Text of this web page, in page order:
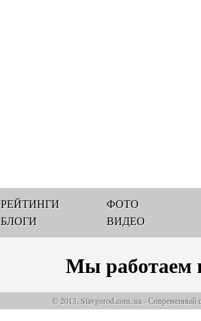
РЕЙТИНГИ
БЛОГИ
ФОТО
ВИДЕО
Мы работаем
© 2013, Slavgorod.com..ua - Современный